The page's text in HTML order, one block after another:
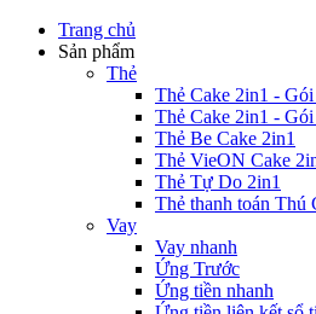
Trang chủ
Sản phẩm
Thẻ
Thẻ Cake 2in1 -
Thẻ Cake 2in1 - Gói
Thẻ Be Cake 2in1
Thẻ VieON Cake
Thẻ Tự Do 2in1
Thẻ thanh toán Thú
Vay
Vay nhanh
Ứng Trước
Ứng tiền nhanh